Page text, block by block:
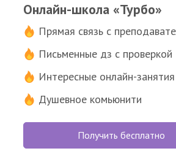
Онлайн-школа «Турбо»
Прямая связь с
Письменные дз с проверкой
Интересные онлайн-занятия
Душевное комьюнити
Получить бесплатно